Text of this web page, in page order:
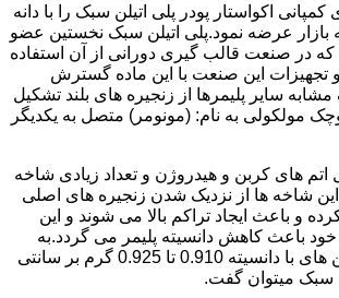
میلادی کمپانی اکواستار پودر پلی اتیلن سبک را با دانه
به بازار عرضه نمود.پلی اتیلن سبک نخستین عضو
که در صنعت قالب گیری دورانی از آن استفاده
تجهیزات این صنعت با این ماده گسترش
مشابه سایر پلیمرها از زنجیره های بلند تشکیل
مولکولی به نام: (مونومر) متصل به یکدیگر
اتم های کربن و هیدروژن و تعداد زیادی شاخه
شاخه ها از نزدیک شدن زنجیره های اصلی
و باعث ایجاد تراکم بالا می شوند و این
باعث کاهش دانسیته پلیمر می گردد.به
طور کلی به پلی اتیلن های با دانسیته 0.910 تا 0.925 گرم بر سانتی
سبک میتوان گفت.